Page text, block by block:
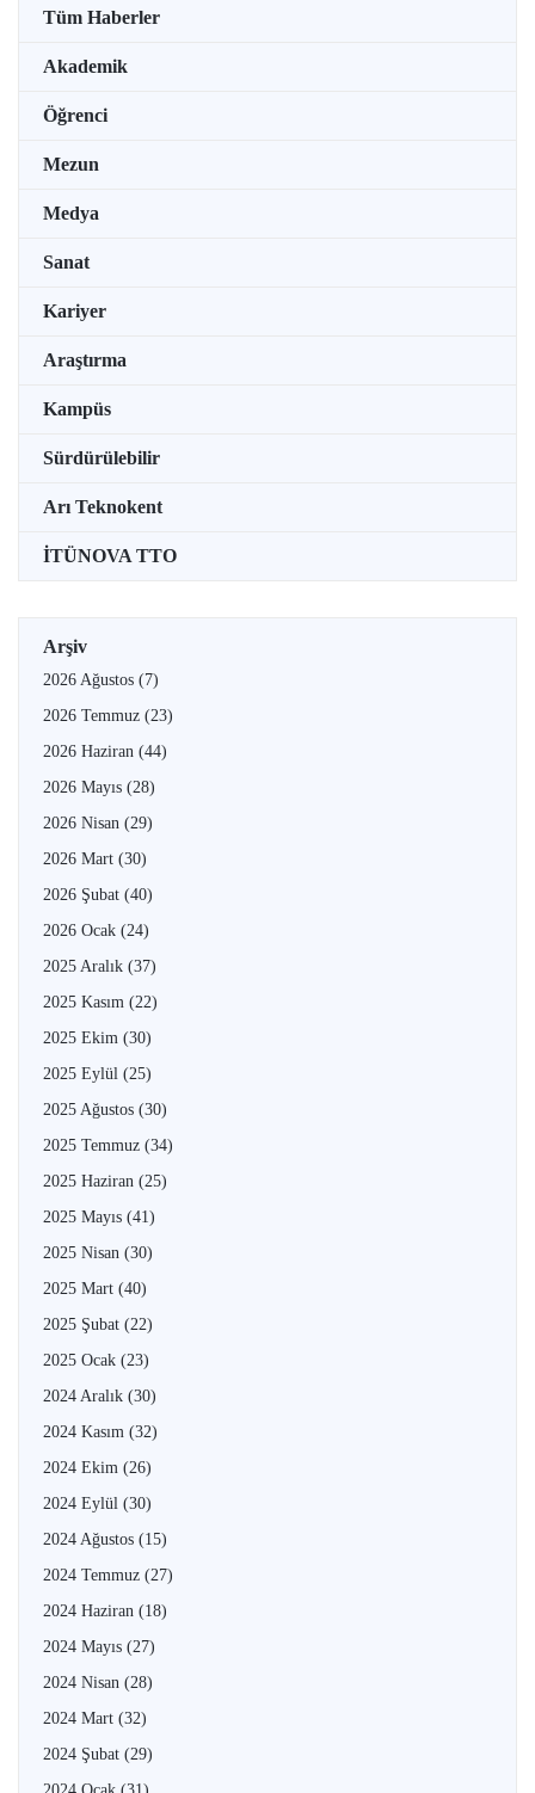
Tüm Haberler
Akademik
Öğrenci
Mezun
Medya
Sanat
Kariyer
Araştırma
Kampüs
Sürdürülebilir
Arı Teknokent
İTÜNOVA TTO
Arşiv
2026 Ağustos (7)
2026 Temmuz (23)
2026 Haziran (44)
2026 Mayıs (28)
2026 Nisan (29)
2026 Mart (30)
2026 Şubat (40)
2026 Ocak (24)
2025 Aralık (37)
2025 Kasım (22)
2025 Ekim (30)
2025 Eylül (25)
2025 Ağustos (30)
2025 Temmuz (34)
2025 Haziran (25)
2025 Mayıs (41)
2025 Nisan (30)
2025 Mart (40)
2025 Şubat (22)
2025 Ocak (23)
2024 Aralık (30)
2024 Kasım (32)
2024 Ekim (26)
2024 Eylül (30)
2024 Ağustos (15)
2024 Temmuz (27)
2024 Haziran (18)
2024 Mayıs (27)
2024 Nisan (28)
2024 Mart (32)
2024 Şubat (29)